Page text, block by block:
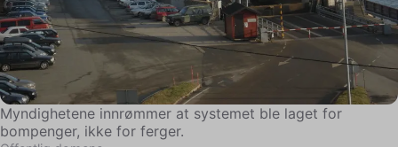
Myndighetene innrømmer at systemet ble laget for
bompenger, ikke for ferger.